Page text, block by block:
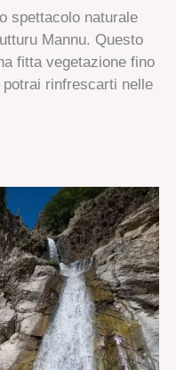
spettacolo naturale
Mannu. Questo
fitta vegetazione fino
rinfrescarti nelle